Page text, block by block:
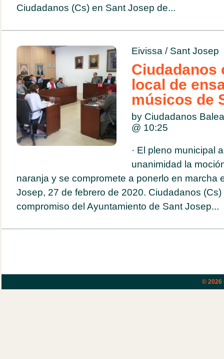
Ciudadanos (Cs) en Sant Josep de...
Eivissa / Sant Josep
Ciudadanos
local de
músicos de
by Ciudadanos
@ 10:25
· El pleno municipal
unanimidad la
naranja y se compromete a ponerlo en marcha
Josep, 27 de febrero de 2020. Ciudadanos
compromiso del Ayuntamiento de Sant Josep...
© 2026